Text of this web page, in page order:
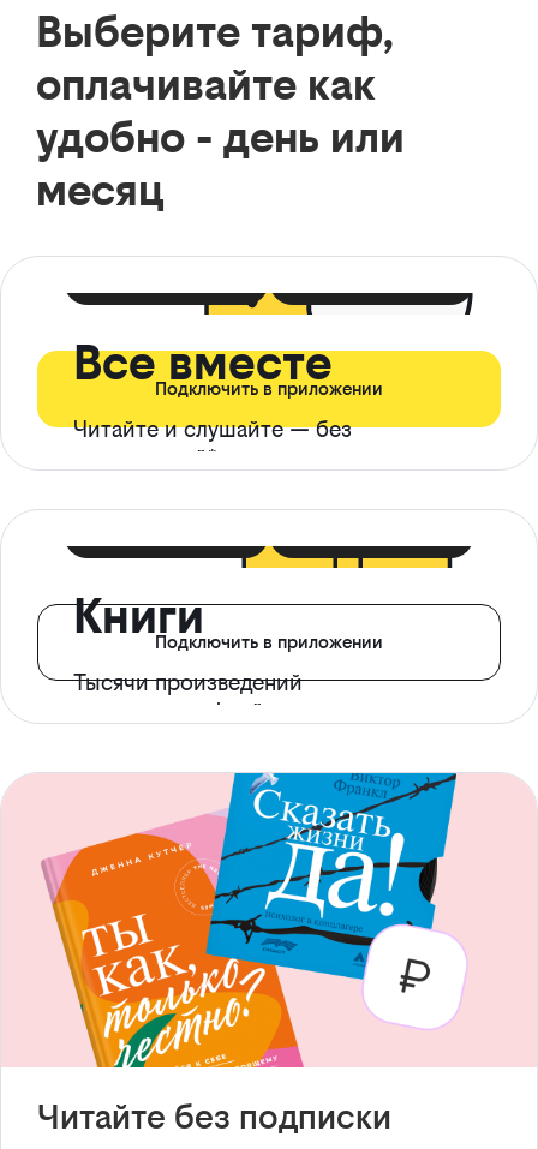
Выберите тариф,
оплачивайте как
удобно - день или
месяц
Все вместе
Читайте и слушайте — без
ограничений*
Подключить в приложении
Книги
Тысячи произведений
с доступом офлайн
Подключить в приложении
Читайте без подписки